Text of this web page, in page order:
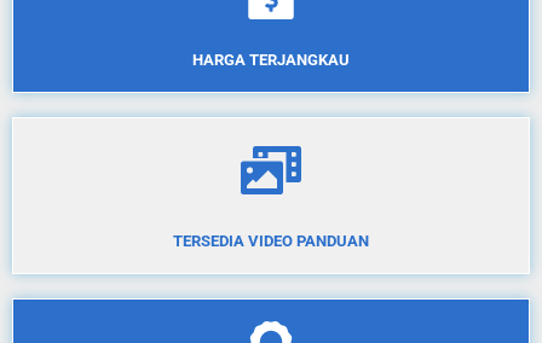
HARGA TERJANGKAU
TERSEDIA VIDEO PANDUAN